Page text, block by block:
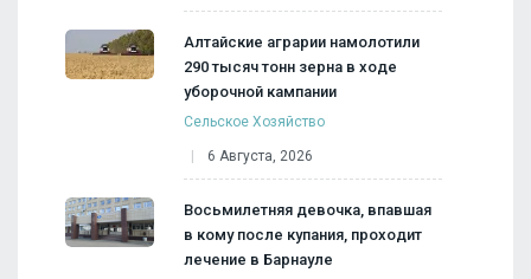
Алтайские аграрии намолотили
290 тысяч тонн зерна в ходе
уборочной кампании
Сельское Хозяйство
6 Августа, 2026
Восьмилетняя девочка, впавшая
в кому после купания, проходит
лечение в Барнауле